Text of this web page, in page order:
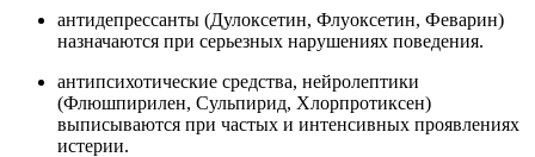
антидепрессанты (Дулоксетин, Флуоксетин, Феварин)
назначаются при серьезных нарушениях поведения.
антипсихотические средства, нейролептики
(Флюшпирилен, Сульпирид, Хлорпротиксен)
выписываются при частых и интенсивных проявлениях
истерии.